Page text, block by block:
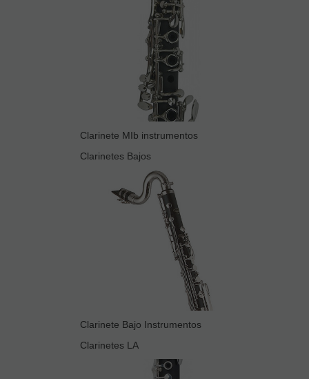
Clarinete MIb instrumentos
Clarinetes Bajos
Clarinete Bajo Instrumentos
Clarinetes LA